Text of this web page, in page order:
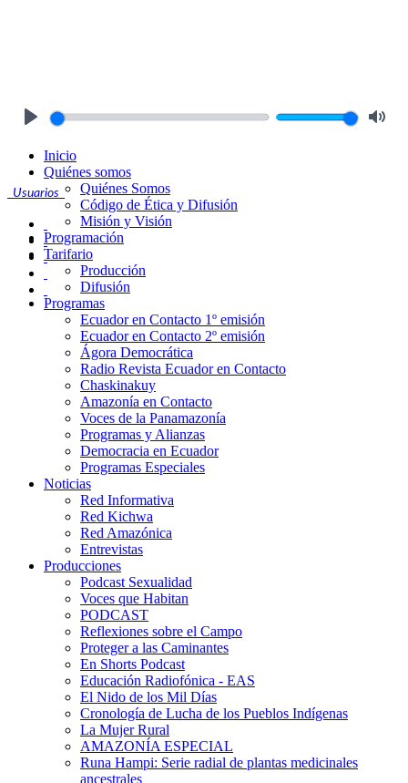
Usuarios
Inicio
Quiénes somos
Quiénes Somos
Código de Ética y Difusión
Misión y Visión
Programación
Tarifario
Producción
Difusión
Programas
Ecuador en Contacto 1º emisión
Ecuador en Contacto 2º emisión
Ágora Democrática
Radio Revista Ecuador en Contacto
Chaskinakuy
Amazonía en Contacto
Voces de la Panamazonía
Programas y Alianzas
Democracia en Ecuador
Programas Especiales
Noticias
Red Informativa
Red Kichwa
Red Amazónica
Entrevistas
Producciones
Podcast Sexualidad
Voces que Habitan
PODCAST
Reflexiones sobre el Campo
Proteger a las Caminantes
En Shorts Podcast
Educación Radiofónica - EAS
El Nido de los Mil Días
Cronología de Lucha de los Pueblos Indígenas
La Mujer Rural
AMAZONÍA ESPECIAL
Runa Hampi: Serie radial de plantas medicinales
ancestrales